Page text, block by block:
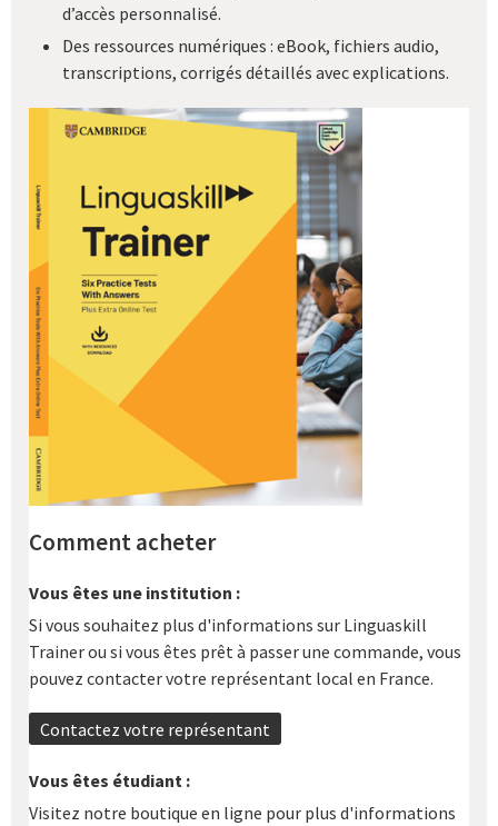
d’accès personnalisé.
Des ressources numériques : eBook, fichiers audio,
transcriptions, corrigés détaillés avec explications.
Comment acheter
Vous êtes une institution :
Si vous souhaitez plus d'informations sur Linguaskill
Trainer ou si vous êtes prêt à passer une commande, vous
pouvez contacter votre représentant local en France.
Contactez votre représentant
Vous êtes étudiant :
Visitez notre boutique en ligne pour plus d'informations